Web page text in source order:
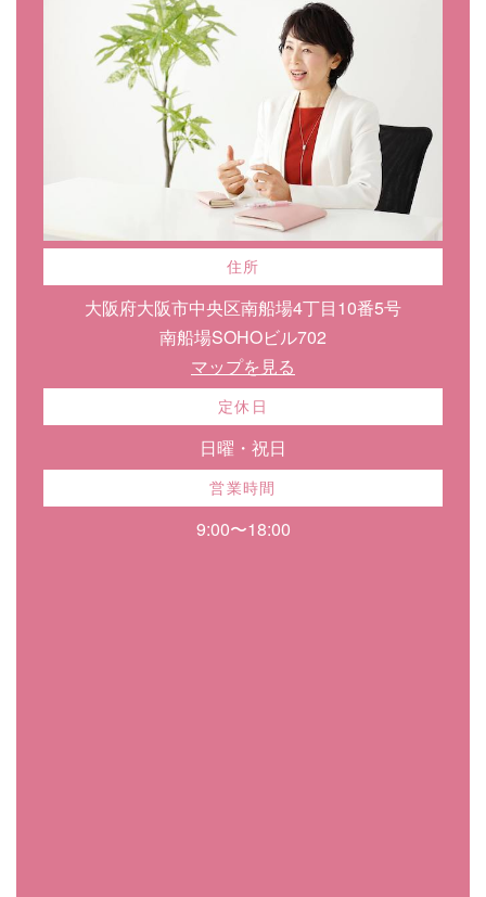
住所
大阪府大阪市中央区南船場4丁目10番5号
南船場SOHOビル702
マップを見る
定休日
日曜・祝日
営業時間
9:00〜18:00